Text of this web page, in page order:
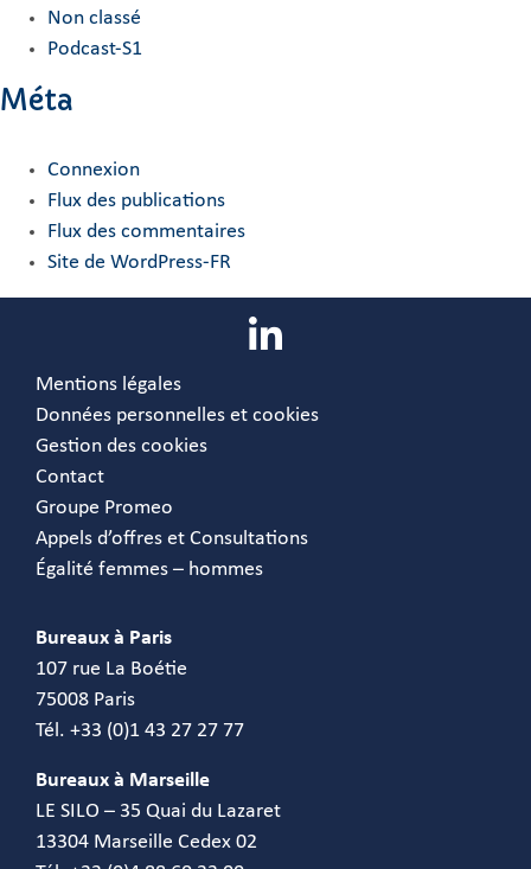
Non classé
Podcast-S1
Méta
Connexion
Flux des publications
Flux des commentaires
Site de WordPress-FR
Mentions légales
Données personnelles et cookies
Gestion des cookies
Contact
Groupe Promeo
Appels d’offres et Consultations
Égalité femmes – hommes
Bureaux à Paris
107 rue La Boétie
75008 Paris
Tél. +33 (0)1 43 27 27 77
Bureaux à Marseille
LE SILO – 35 Quai du Lazaret
13304 Marseille Cedex 02